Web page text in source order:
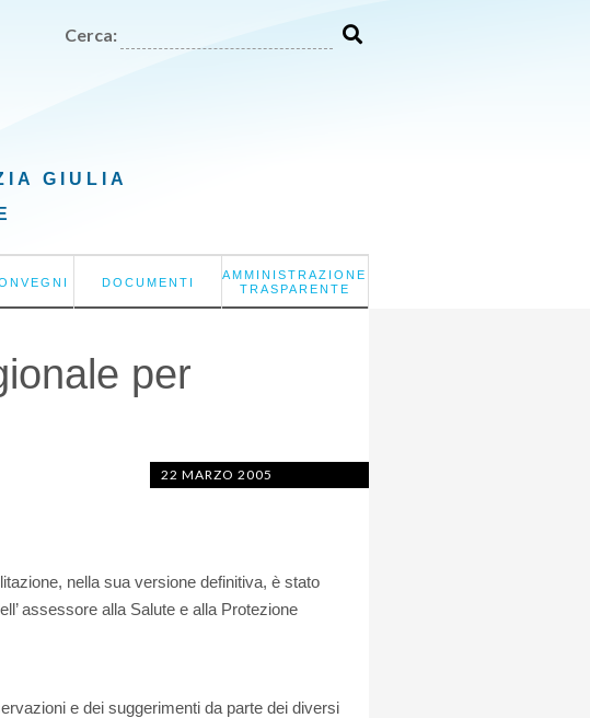
Cerca:
GIULIA
DOCUMENTI
AMMINISTRAZIONE
TRASPARENTE
per
22 MARZO 2005
nella sua versione definitiva, è stato
assessore alla Salute e alla Protezione
e dei suggerimenti da parte dei diversi